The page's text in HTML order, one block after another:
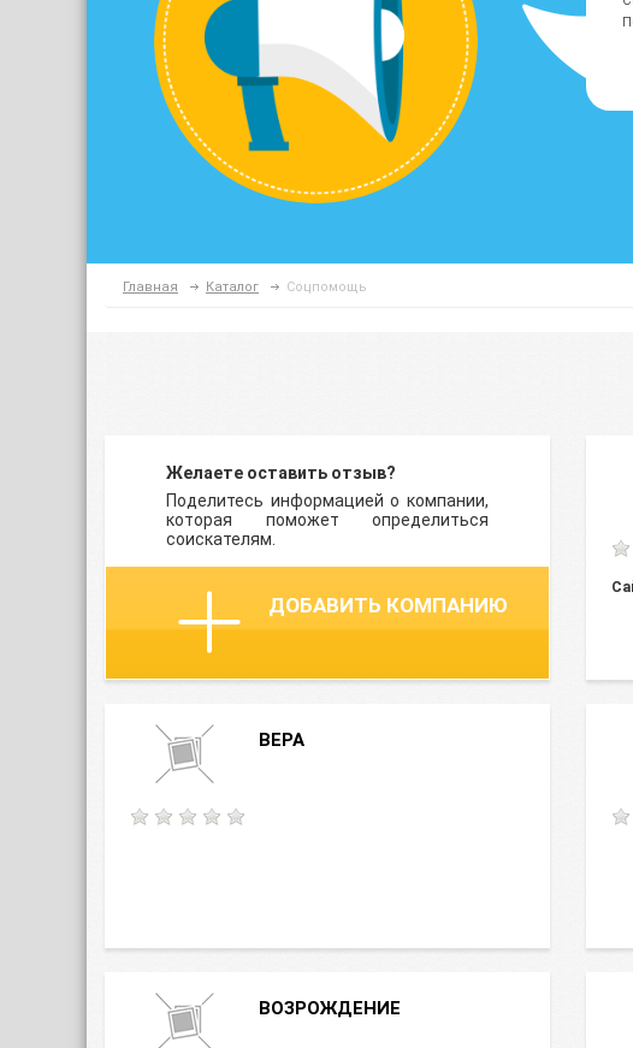
Главная Каталог Соцпомощь
Желаете оставить отзыв?
Поделитесь информацией о компании,
которая поможет определиться
соискателям.
ДОБАВИТЬ КОМПАНИЮ
ВЕРА
ВОЗРОЖДЕНИЕ